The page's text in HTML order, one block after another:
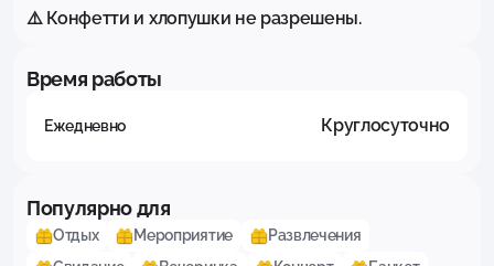
⚠️ Конфетти и хлопушки не разрешены.
Время работы
Ежедневно Круглосуточно
Популярно для
Отдых Мероприятие
Развлечения